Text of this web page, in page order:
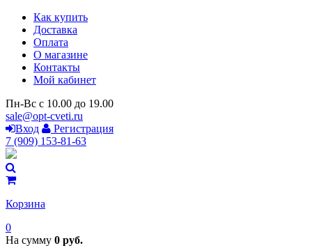
Как купить
Доставка
Оплата
О магазине
Контакты
Мой кабинет
Пн-Вс с 10.00 до 19.00
sale@opt-cveti.ru
Вход
Регистрация
7 (909) 153-81-63
Корзина
0
На сумму 0 руб.